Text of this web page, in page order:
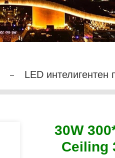
LED интелигентен
30W
Ceiling